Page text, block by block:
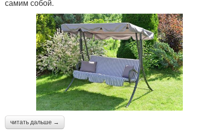
самим собой.
читать дальше →